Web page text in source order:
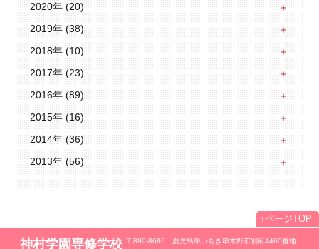
2020年 (20)
2019年 (38)
2018年 (10)
2017年 (23)
2016年 (89)
2015年 (16)
2014年 (36)
2013年 (56)
↑ページTOP
神村学園専修学校 〒896-8686 鹿児島県いちき串木野市別府4460番地